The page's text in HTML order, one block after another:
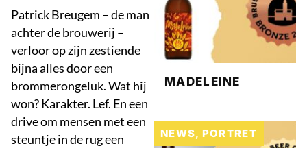
Patrick Breugem – de man
achter de brouwerij –
verloor op zijn zestiende
bijna alles door een
brommerongeluk. Wat hij
won? Karakter. Lef. En een
drive om mensen met een
steuntje in de rug een
MADELEINE
NEWS, PORTRET